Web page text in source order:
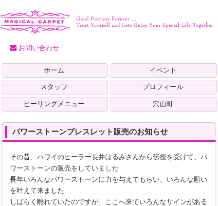
お問い合わせ
ホーム イベント
スタッフ プロフィール
ヒーリングメニュー 穴山町
パワーストーンブレスレット販売のお知らせ
その昔、ハワイのヒーラー長井はるみさんから伝授を受けて、パ
ワーストーンの販売をしていました
長年いろんなパワーストーンに力を与えてもらい、いろんな願い
を叶えて来ました
しばらく離れていたのですが、ここへ来ていろんなサインがある